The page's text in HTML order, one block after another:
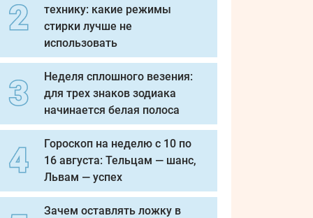
технику: какие режимы
стирки лучше не
использовать
Неделя сплошного везения:
для трех знаков зодиака
начинается белая полоса
Гороскоп на неделю с 10 по
16 августа: Тельцам — шанс,
Львам — успех
Зачем оставлять ложку в